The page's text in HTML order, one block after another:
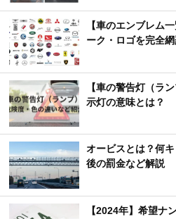
【車のエンブレム
ーク・ロゴを完全
【車の警告灯（ラ
示灯の意味とは？
オービスとは？何
後の罰金など解説
【2024年】希望ナ